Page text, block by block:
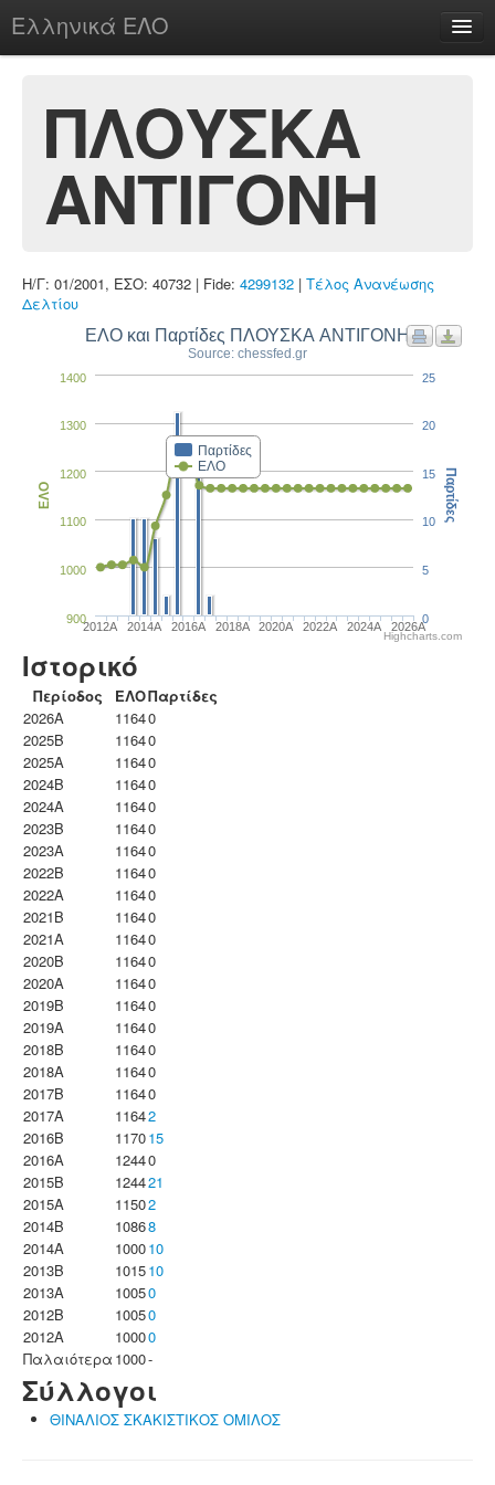
Ελληνικά ΕΛΟ
chesstu.be @ discord
Login
ΠΛΟΥΣΚΑ
ΑΝΤΙΓΟΝΗ
Η/Γ: 01/2001, ΕΣΟ: 40732 | Fide: 4299132 | Τέλος Ανανέωσης
Δελτίου
ΕΛΟ και Παρτίδες ΠΛΟΥΣΚΑ ΑΝΤΙΓΟΝΗ
Source: chessfed.gr
Παρτίδες
ΕΛΟ
2012A 2014A 2016A 2018A 2020A 2022A 2024A 2026A
1000
1100
1200
1300
900
1400
ΕΛΟ
0
5
10
15
20
25
Παρτίδες
Highcharts.com
Ιστορικό
Περίοδος ΕΛΟΠαρτίδες
2026A
11640
2025B
11640
2025A
11640
2024B
11640
2024A
11640
2023B
11640
2023Α
11640
2022B
11640
2022A
11640
2021B
11640
2021A
11640
2020B
11640
2020A
11640
2019B
11640
2019A
11640
2018B
11640
2018A
11640
2017B
11640
2017A
11642
2016B
117015
2016A
12440
2015B
124421
2015A
11502
2014B
10868
2014A
100010
2013B
101510
2013A
10050
2012B
10050
2012A
10000
Παλαιότερα 1000-
Σύλλογοι
ΘΙΝΑΛΙΟΣ ΣΚΑΚΙΣΤΙΚΟΣ ΟΜΙΛΟΣ